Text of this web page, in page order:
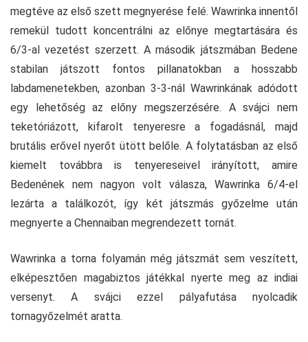
megtéve az első szett megnyerése felé. Wawrinka innentől
remekül tudott koncentrálni az előnye megtartására és
6/3-al vezetést szerzett. A második játszmában Bedene
stabilan játszott fontos pillanatokban a hosszabb
labdamenetekben, azonban 3-3-nál Wawrinkának adódott
egy lehetőség az előny megszerzésére. A svájci nem
teketóriázott, kifarolt tenyeresre a fogadásnál, majd
brutális erővel nyerőt ütött belőle. A folytatásban az első
kiemelt továbbra is tenyereseivel irányított, amire
Bedenének nem nagyon volt válasza, Wawrinka 6/4-el
lezárta a találkozót, így két játszmás győzelme után
megnyerte a Chennaiban megrendezett tornát.
Wawrinka a torna folyamán még játszmát sem veszített,
elképesztően magabiztos játékkal nyerte meg az indiai
versenyt. A svájci ezzel pályafutása nyolcadik
tornagyőzelmét aratta.